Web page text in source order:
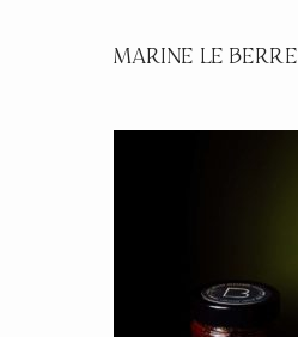
MARINE LE BERRE